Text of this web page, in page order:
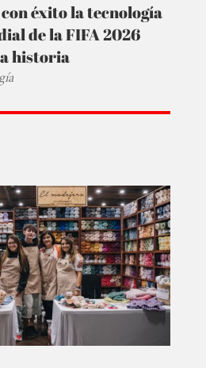
éxito la tecnología
de la FIFA 2026
historia